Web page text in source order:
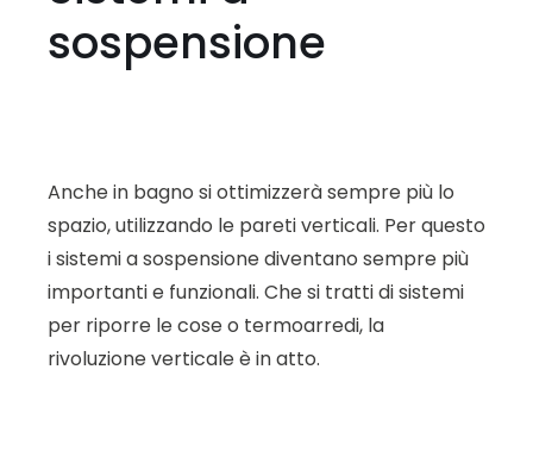
sospensione
Anche in bagno si ottimizzerà sempre più lo
spazio, utilizzando le pareti verticali. Per questo
i sistemi a sospensione diventano sempre più
importanti e funzionali. Che si tratti di sistemi
per riporre le cose o termoarredi, la
rivoluzione verticale è in atto.